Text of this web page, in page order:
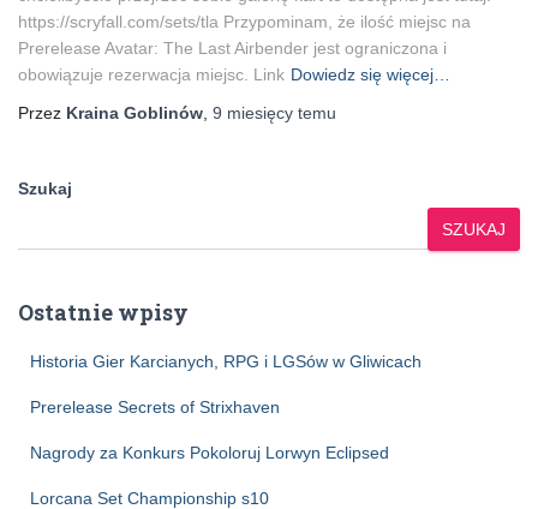
https://scryfall.com/sets/tla Przypominam, że ilość miejsc na
Prerelease Avatar: The Last Airbender jest ograniczona i
obowiązuje rezerwacja miejsc. Link Dowiedz się więcej…
Przez Kraina Goblinów 9 miesięcy temu
Szukaj
SZUKAJ
Ostatnie wpisy
Historia Gier Karcianych, RPG i LGSów w Gliwicach
Prerelease Secrets of Strixhaven
Nagrody za Konkurs Pokoloruj Lorwyn Eclipsed
Lorcana Set Championship s10